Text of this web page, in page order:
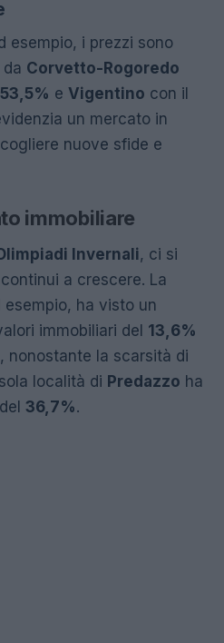
esempio, i prezzi sono
Corvetto-Rogoredo
53,5% e Vigentino con il
un mercato in
nuove sfide e
immobiliare
Invernali, ci si
a crescere. La
esempio, ha visto un
immobiliari del 13,6%
nonostante la scarsità di
località di Predazzo ha
36,7%.